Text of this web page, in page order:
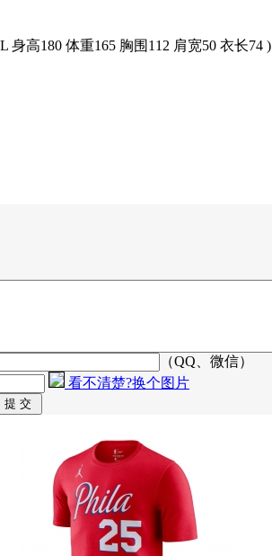
身高180 体重165 胸围112 肩宽50 衣长74 )
（QQ、微信）
看不清楚?换个图片